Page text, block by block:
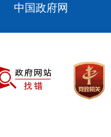
中国政府网